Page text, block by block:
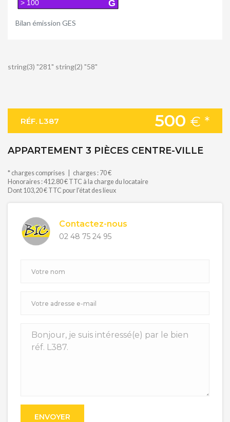
G
> 100
Bilan émission GES
string(3) "281" string(2) "58"
RÉF. L387 500 € *
APPARTEMENT 3 PIÈCES CENTRE-VILLE
* charges comprises | charges : 70 €
Honoraires : 412.80 € TTC à la charge du locataire
Dont 103,20 € TTC pour l'état des lieux
Contactez-nous
02 48 75 24 95
ENVOYER